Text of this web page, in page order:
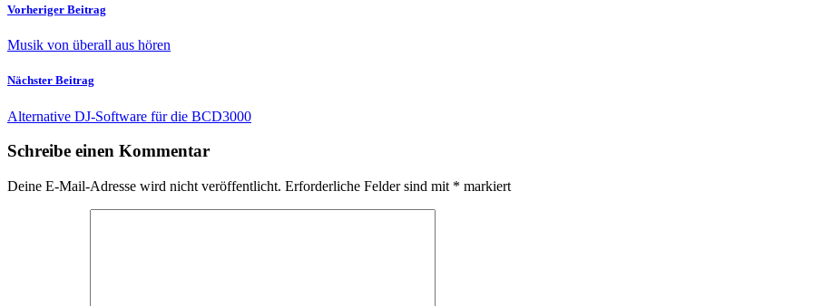
Vorheriger Beitrag
Musik von überall aus hören
Nächster Beitrag
Alternative DJ-Software für die BCD3000
Schreibe einen Kommentar
Deine E-Mail-Adresse wird nicht veröffentlicht. Erforderliche Felder sind mit * markiert